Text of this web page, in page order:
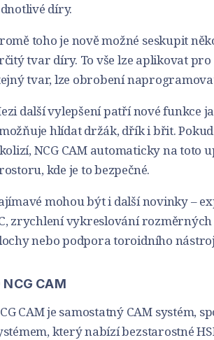
díry.
toho je nově možné seskupit
tvar díry. To vše lze aplikovat
tvar, lze obrobení
další vylepšení patří nové funkce
hlídat držák, dřík i břit.
NCG CAM automaticky na toto
kde je to bezpečné.
mohou být i další novinky –
zrychlení vykreslování
nebo podpora toroidního
NCG CAM
CAM je samostatný CAM systém,
který nabízí bezstarostné